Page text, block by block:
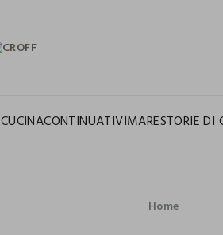
CUCINACONTINUATIVIMARESTORIE DI
Home